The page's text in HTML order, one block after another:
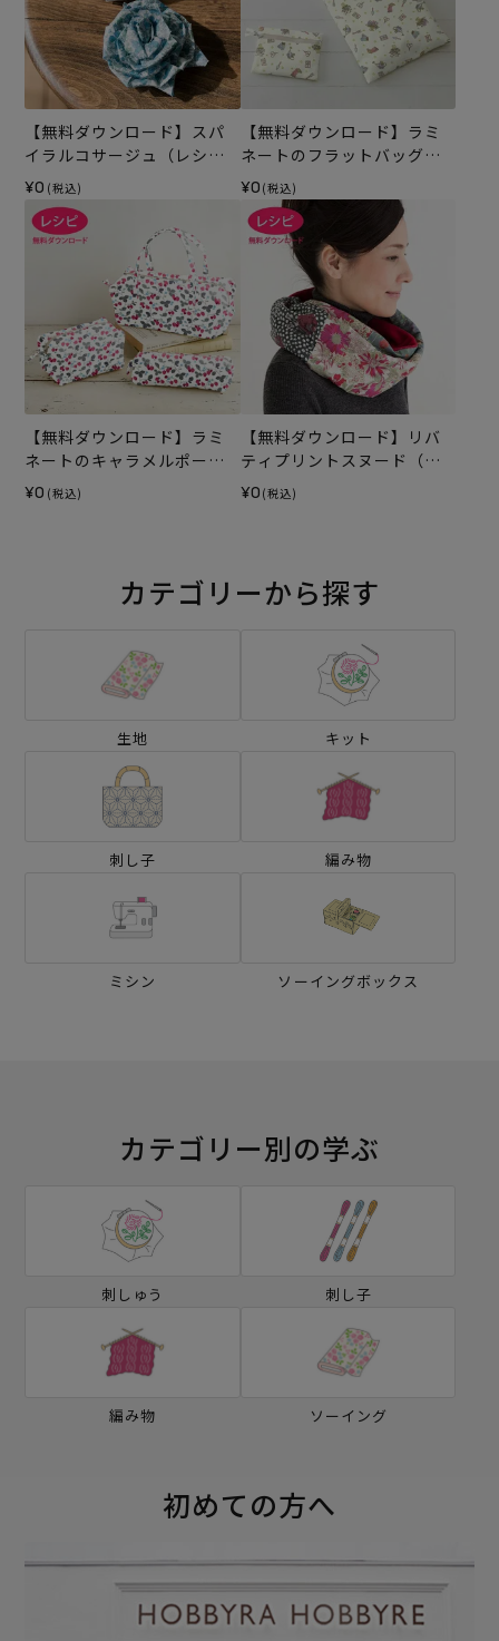
【無料ダウンロード】スパ
イラルコサージュ（レシ
ピ）
¥0 (税込)
【無料ダウンロード】ラミ
ネートのフラットバッグ＆
ポーチ（レシピ）
¥0 (税込)
【無料ダウンロード】ラミ
ネートのキャラメルポーチ
（レシピ）
¥0 (税込)
【無料ダウンロード】リバ
ティプリントスヌード（レ
シピ）
¥0 (税込)
カテゴリーから探す
生地 キット
刺し子 編み物
ミシン ソーイングボックス
カテゴリー別の学ぶ
刺しゅう 刺し子
編み物 ソーイング
初めての方へ